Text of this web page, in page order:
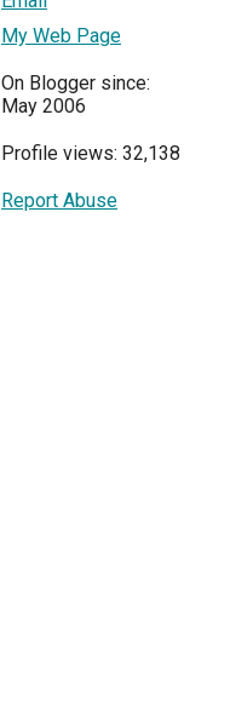
My Web Page
On Blogger since:
May 2006
Profile views: 32,138
Report Abuse